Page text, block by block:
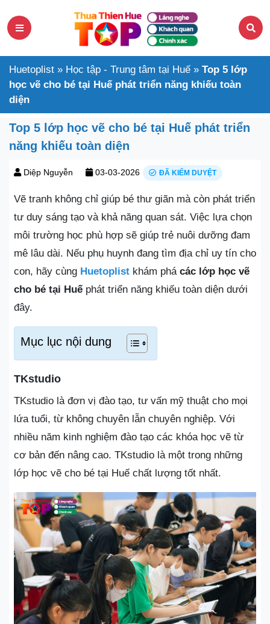
Huetoplist » Học tập - Trung tâm tại Huế » Top 5 lớp
học vẽ cho bé tại Huế phát triển năng khiếu toàn
diện
Top 5 lớp học vẽ cho bé tại Huế phát triển
năng khiếu toàn diện
Diệp Nguyễn 03-03-2026 ĐÃ KIỂM DUYỆT
Vẽ tranh không chỉ giúp bé thư giãn mà còn phát triển
tư duy sáng tạo và khả năng quan sát. Việc lựa chọn
môi trường học phù hợp sẽ giúp trẻ nuôi dưỡng đam
mê lâu dài. Nếu phụ huynh đang tìm địa chỉ uy tín cho
con, hãy cùng Huetoplist khám phá các lớp học vẽ
cho bé tại Huếphát triển năng khiếu toàn diện dưới
đây.
Mục lục nội dung
TKstudio
TKstudio là đơn vị đào tạo, tư vấn mỹ thuật cho mọi
lứa tuổi, từ không chuyên lẫn chuyên nghiệp. Với
nhiều năm kinh nghiệm đào tạo các khóa học vẽ từ
cơ bản đến nâng cao. TKstudio là một trong những
lớp học vẽ cho bé tại Huế chất lượng tốt nhất.